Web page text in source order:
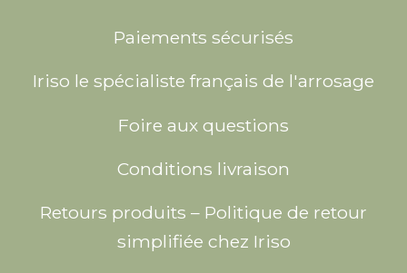
Paiements sécurisés
Iriso le spécialiste français de l'arrosage
Foire aux questions
Conditions livraison
Retours produits – Politique de retour
simplifiée chez Iriso